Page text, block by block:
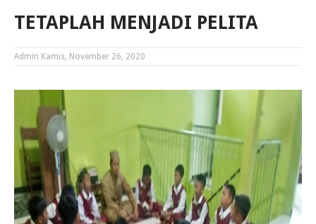
TETAPLAH MENJADI PELITA
Admin Kamis, November 26, 2020